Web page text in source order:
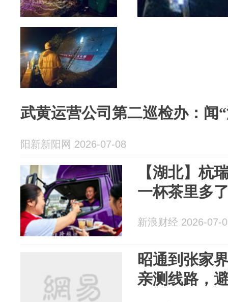
武黄运营公司第二巡检办：闻
阳新新阳网 2026-07-08
【湖北】杭
一杯茶里多
新浪财经 2026-07-
昭通到张家
亲测线路，